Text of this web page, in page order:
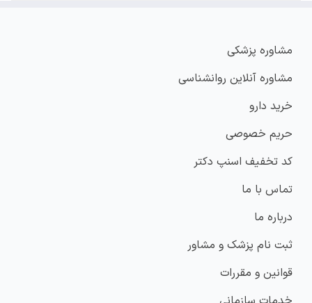
مشاوره پزشکی
مشاوره آنلاین روانشناسی
خرید دارو
حریم خصوصی
کد تخفیف اسنپ دکتر
تماس با ما
درباره ما
ثبت نام پزشک و مشاور
قوانین و مقررات